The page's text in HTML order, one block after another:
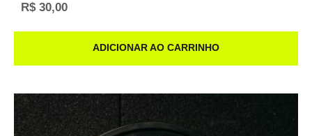
R$30,00
ADICIONAR AO CARRINHO